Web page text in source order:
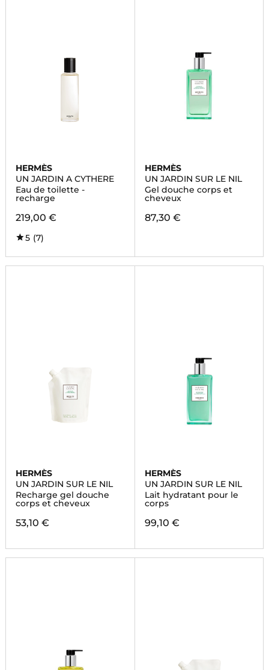
HERMÈS
UN JARDIN A CYTHERE
Eau de toilette -
recharge
219,00 €
5 (7)
HERMÈS
UN JARDIN SUR LE NIL
Gel douche corps et
cheveux
87,30 €
HERMÈS
UN JARDIN SUR LE NIL
Recharge gel douche
corps et cheveux
53,10 €
HERMÈS
UN JARDIN SUR LE NIL
Lait hydratant pour le
corps
99,10 €